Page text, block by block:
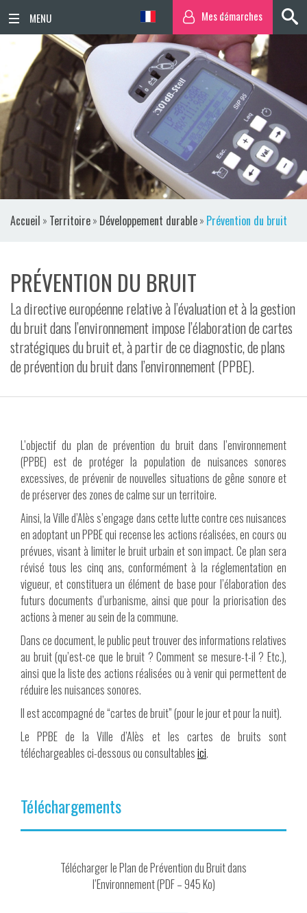
ACCUEIL
ACTUALITÉS
AGENDA
TERRITOIRE
VIE QUOTIDIENNE
SORTIR / BOUGER
ESPACE PRESSE
VIDÉOS
CONTACT
Mes démarches
Accueil » Territoire» Développement durable» Prévention du bruit
PRÉVENTION DU BRUIT
La directive européenne relative à l’évaluation et à la gestion
du bruit dans l’environnement impose l’élaboration de cartes
stratégiques du bruit et, à partir de ce diagnostic, de plans
de prévention du bruit dans l’environnement (PPBE).
L’objectif du plan de prévention du bruit dans l’environnement
(PPBE) est de protéger la population de nuisances sonores
excessives, de prévenir de nouvelles situations de gêne sonore et
de préserver des zones de calme sur un territoire.
Ainsi, la Ville d’Alès s’engage dans cette lutte contre ces nuisances
en adoptant un PPBE qui recense les actions réalisées, en cours ou
prévues, visant à limiter le bruit urbain et son impact. Ce plan sera
révisé tous les cinq ans, conformément à la réglementation en
vigueur, et constituera un élément de base pour l’élaboration des
futurs documents d’urbanisme, ainsi que pour la priorisation des
actions à mener au sein de la commune.
Dans ce document, le public peut trouver des informations relatives
au bruit (qu’est-ce que le bruit ? Comment se mesure-t-il ? Etc.),
ainsi que la liste des actions réalisées ou à venir qui permettent de
réduire les nuisances sonores.
Il est accompagné de “cartes de bruit” (pour le jour et pour la nuit).
Le PPBE de la Ville d’Alès et les cartes de bruits sont
téléchargeables ci-dessous ou consultablesici.
Téléchargements
Télécharger le Plan de Prévention du Bruit dans
l’Environnement (PDF – 945 Ko)